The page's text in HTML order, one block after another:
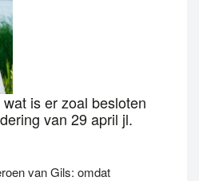
wat is er zoal besloten
van 29 april jl.
van Gils: omdat